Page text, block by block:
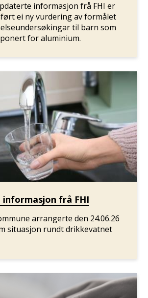
informasjon frå FHI er
ei ny vurdering av formålet
til barn som
for aluminium.
frå FHI
arrangerte den 24.06.26
situasjon rundt drikkevatnet